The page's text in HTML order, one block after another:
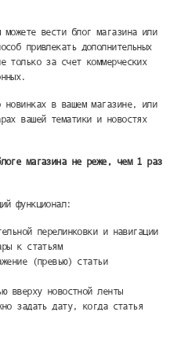
вести блог магазина или
привлекать дополнительных
только за счет коммерческих
новинках в вашем магазине, или
вашей тематики и новостях
магазина не реже, чем 1 раз
функционал:
перелинковки и навигации
к статьям
(превью) статьи
вверху новостной ленты
задать дату, когда статья